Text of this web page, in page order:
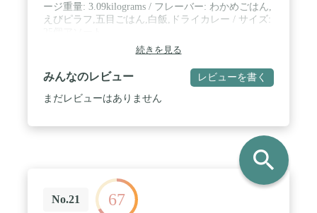
ージ重量: 3.09kilograms / フレーバー: わかめごはん,
えびピラフ,五目ごはん,白飯,ドライカレー / サイズ:
続きを見る
みんなのレビュー レビューを書く
まだレビューはありません
No.21 67
search